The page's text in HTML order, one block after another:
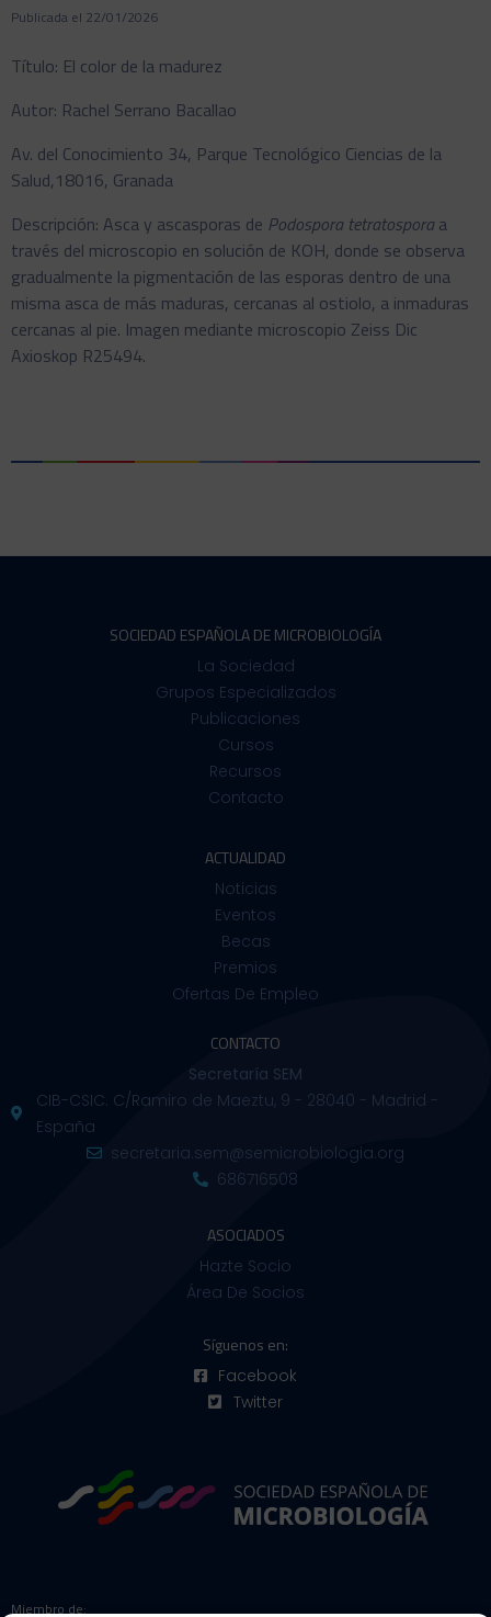
Publicada el 22/01/2026
Título: El color de la madurez
Autor: Rachel Serrano Bacallao
Av. del Conocimiento 34, Parque Tecnológico Ciencias de la
Salud,18016, Granada
Descripción: Asca y ascasporas de Podospora tetratospora a
través del microscopio en solución de KOH, donde se observa
gradualmente la pigmentación de las esporas dentro de una
misma asca de más maduras, cercanas al ostiolo, a inmaduras
cercanas al pie. Imagen mediante microscopio Zeiss Dic
Axioskop R25494.
Miembro de:
SOCIEDAD ESPAÑOLA DE MICROBIOLOGÍA
La Sociedad
Grupos Especializados
Publicaciones
Cursos
Recursos
Contacto
ACTUALIDAD
Noticias
Eventos
Becas
Premios
Ofertas De Empleo
CONTACTO
Secretaría SEM
CIB-CSIC. C/Ramiro de Maeztu, 9 - 28040 - Madrid -
España
secretaria.sem@semicrobiologia.org
686716508
ASOCIADOS
Hazte Socio
Área De Socios
Síguenos en:
Facebook
Twitter